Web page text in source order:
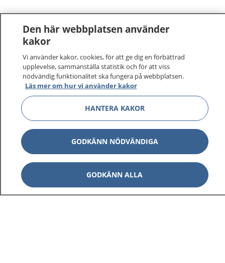
Den här webbplatsen använder
kakor
Vi använder kakor, cookies, för att ge dig en förbättrad
upplevelse, sammanställa statistik och för att viss
nödvändig funktionalitet ska fungera på webbplatsen.
Läs mer om hur vi använder kakor
HANTERA KAKOR
GODKÄNN NÖDVÄNDIGA
GODKÄNN ALLA